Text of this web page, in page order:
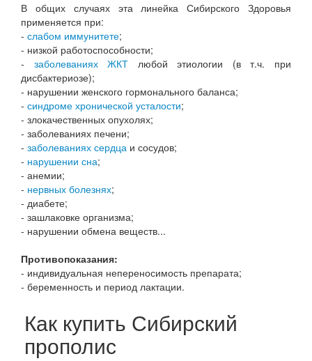
В общих случаях эта линейка Сибирского Здоровья
применяется при:
- слабом иммунитете;
- низкой работоспособности;
- заболеваниях ЖКТ любой этиологии (в т.ч. при
дисбактериозе);
- нарушении женского гормонального баланса;
- синдроме хронической усталости;
- злокачественных опухолях;
- заболеваниях печени;
- заболеваниях сердца и сосудов;
- нарушении сна;
- анемии;
- нервных болезнях;
- диабете;
- зашлаковке организма;
- нарушении обмена веществ...
Противопоказания:
- индивидуальная непереносимость препарата;
- беременность и период лактации.
Как купить Сибирский
прополис